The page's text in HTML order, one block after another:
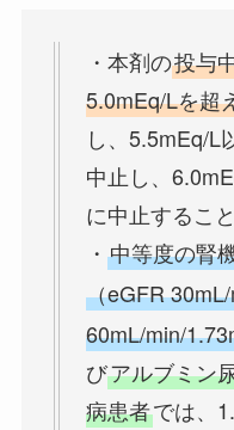
・本剤の投与
5.0mEq/Lを超
し、5.5mEq/L
中止し、
に中止すること
・ 中等度の腎
（eGFR
60mL/min/
びアルブミン
病患者では、